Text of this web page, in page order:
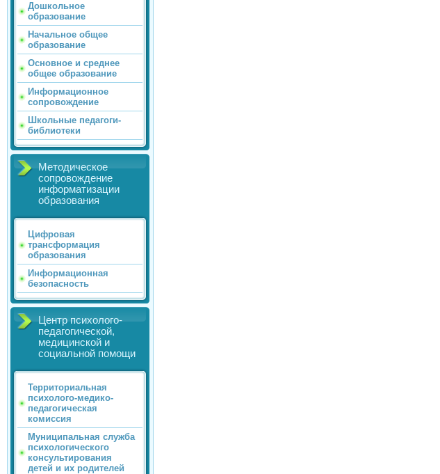
Дошкольное
образование
Начальное общее
образование
Основное и среднее
общее образование
Информационное
сопровождение
Школьные педагоги-
библиотеки
Методическое
сопровождение
информатизации
образования
Цифровая
трансформация
образования
Информационная
безопасность
Центр психолого-
педагогической,
медицинской и
социальной помощи
Территориальная
психолого-медико-
педагогическая
комиссия
Муниципальная служба
психологического
консультирования
детей и их родителей